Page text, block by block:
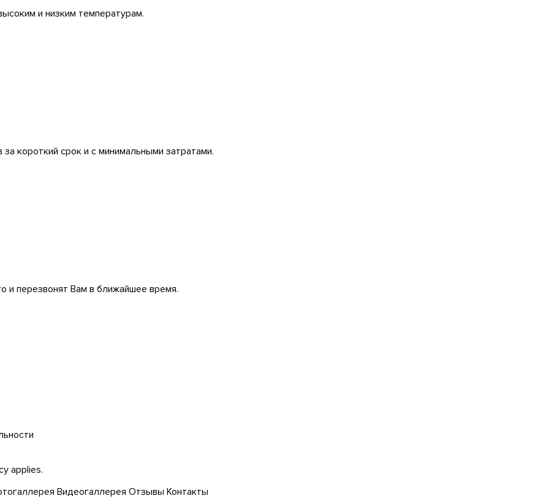
и низким температурам.
короткий срок и с минимальными затратами.
и перезвонят Вам в ближайшее время.
applies.
Видеогаллерея Отзывы Контакты